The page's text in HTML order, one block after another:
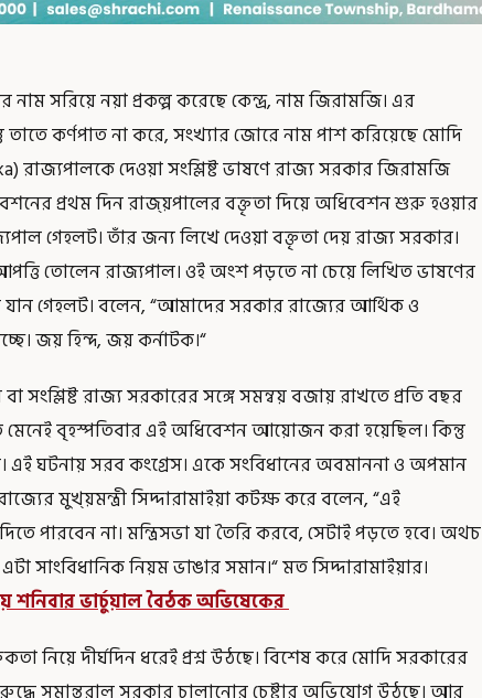
নাম সরিয়ে নয়া প্রকল্প করেছে কেন্দ্র, নাম জিরামজি। এর
কর্ণপাত না করে, সংখ্যার জোরে নাম পাশ করিয়েছে মোদি
রাজ্যপালকে দেওয়া সংশ্লিষ্ট ভাষণে রাজ্য সরকার জিরামজি
প্রথম দিন রাজ্য়পালের বক্তৃতা দিয়ে অধিবেশন শুরু হওয়ার
গেহলট। তাঁর জন্য লিখে দেওয়া বক্তৃতা দেয় রাজ্য সরকার।
আপত্তি তোলেন রাজ্যপাল। ওই অংশ পড়তে না চেয়ে লিখিত ভাষণের
গেহলট। বলেন, “আমাদের সরকার রাজ্যের আর্থিক ও
জয় হিন্দ, জয় কর্নাটক।“
সংশ্লিষ্ট রাজ্য সরকারের সঙ্গে সমন্বয় বজায় রাখতে প্রতি বছর
বৃহস্পতিবার এই অধিবেশন আয়োজন করা হয়েছিল। কিন্তু
এই ঘটনায় সরব কংগ্রেস। একে সংবিধানের অবমাননা ও অপমান
মুখ্য়মন্ত্রী সিদ্দারামাইয়া কটক্ষ করে বলেন, “এই
পারবেন না। মন্ত্রিসভা যা তৈরি করবে, সেটাই পড়তে হবে। অথচ
সাংবিধানিক নিয়ম ভাঙার সমান।“ মত সিদ্দারামাইয়ার।
শনিবার ভার্চুয়াল বৈঠক অভিষেকের
নিয়ে দীর্ঘদিন ধরেই প্রশ্ন উঠছে। বিশেষ করে মোদি সরকারের